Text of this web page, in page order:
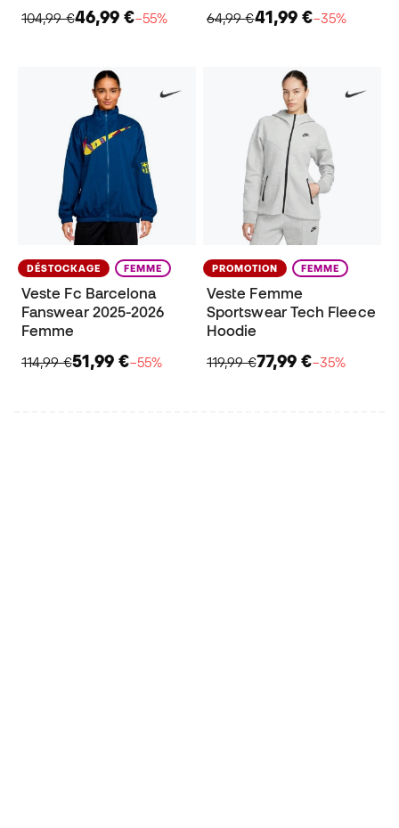
104,99 €46,99 €−55%
64,99 €41,99 €−35%
DÉSTOCKAGE FEMME
Veste Fc Barcelona
Fanswear 2025-2026
Femme
114,99 €51,99 €−55%
PROMOTION FEMME
Veste Femme
Sportswear Tech Fleece
Hoodie
119,99 €77,99 €−35%